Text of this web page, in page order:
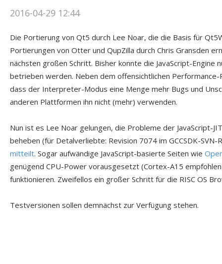
2016-04-29 12:44
Die Portierung von Qt5 durch Lee Noar, die die Basis für
Portierungen von Otter und QupZilla durch Chris Gransden
nächsten großen Schritt. Bisher konnte die JavaScript-
betrieben werden. Neben dem offensichtlichen Performance-
dass der Interpreter-Modus eine Menge mehr Bugs und
anderen Plattformen ihn nicht (mehr) verwenden.
Nun ist es Lee Noar gelungen, die Probleme der JavaScript-
beheben (für Detalverliebte: Revision 7074 im GCCSDK-SVN-
mitteilt. Sogar aufwändige JavaScript-basierte Seiten wie
genügend CPU-Power vorausgesetzt (Cortex-A15
funktionieren. Zweifellos ein großer Schritt für die RISC OS
Testversionen sollen demnächst zur Verfügung stehen.